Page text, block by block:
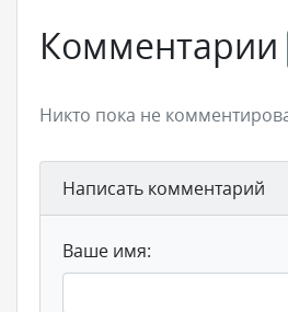
Комментарии
Никто пока не
Написать комментарий
Ваше имя: